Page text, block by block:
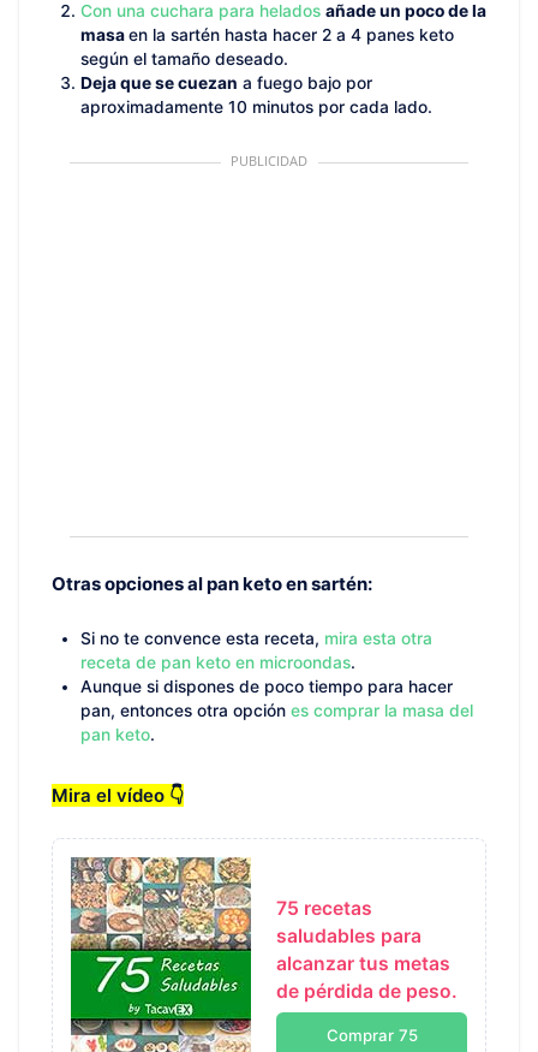
Con una cuchara para helados añade un poco de la
masaen la sartén hasta hacer 2 a 4 panes keto
según el tamaño deseado.
Deja que se cuezan a fuego bajo por
aproximadamente 10 minutos por cada lado.
PUBLICIDAD
Otras opciones al pan keto en sartén:
Si no te convence esta receta, mira esta otra
receta de pan keto en microondas.
Aunque si dispones de poco tiempo para hacer
pan, entonces otra opción es comprar la masa del
pan keto.
Mira el vídeo 👇
75 recetas
saludables para
alcanzar tus metas
de pérdida de peso.
Comprar 75